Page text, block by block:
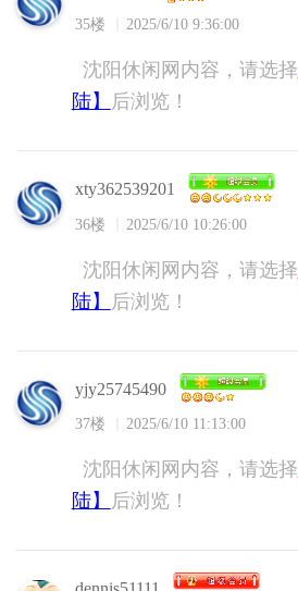
35楼 2025/6/10 9:36:00
沈阳休闲网内容，请选择
陆】
后浏览！
xty362539201
36楼 2025/6/10 10:26:00
沈阳休闲网内容，请选择
陆】
后浏览！
yjy25745490
37楼 2025/6/10 11:13:00
沈阳休闲网内容，请选择
陆】
后浏览！